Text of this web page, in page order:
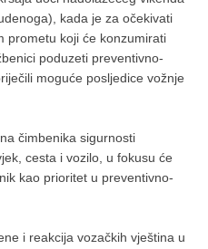
kada je za očekivati
prometu koji će konzumirati
poduzeti preventivno-
moguće posljedice vožnje
čimbenika sigurnosti
cesta i vozilo, u fokusu će
kao prioritet u preventivno-
i reakcija vozačkih vještina u